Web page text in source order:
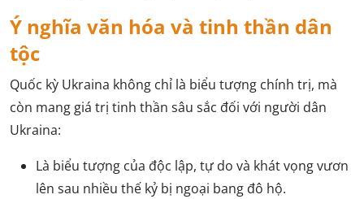
Ý nghĩa văn hóa và tinh thần dân
tộc
Quốc kỳ Ukraina không chỉ là biểu tượng chính trị, mà
còn mang giá trị tinh thần sâu sắc đối với người dân
Ukraina:
Là biểu tượng của độc lập, tự do và khát vọng vươn
lên sau nhiều thế kỷ bị ngoại bang đô hộ.